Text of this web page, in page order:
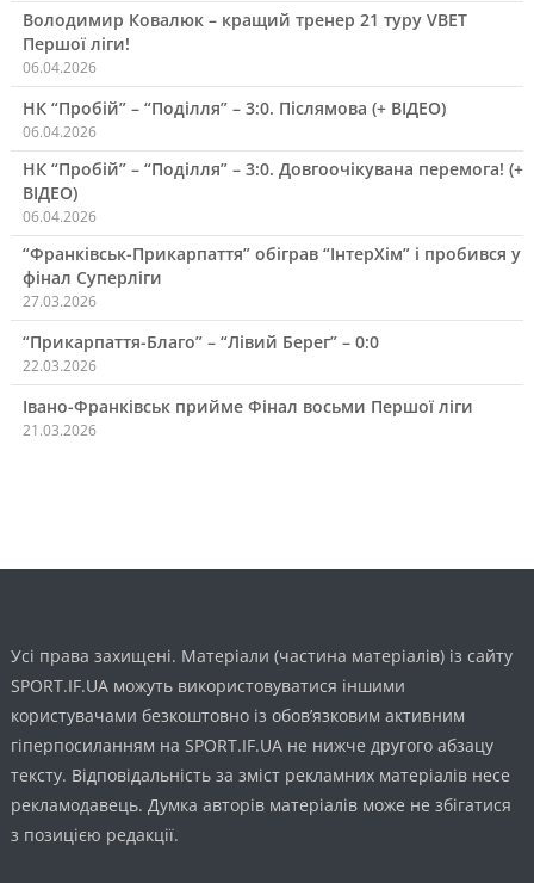
Володимир Ковалюк – кращий тренер 21 туру VBET
Першої ліги!
06.04.2026
НК “Пробій” – “Поділля” – 3:0. Післямова (+ ВІДЕО)
06.04.2026
НК “Пробій” – “Поділля” – 3:0. Довгоочікувана перемога! (+
ВІДЕО)
06.04.2026
“Франківськ-Прикарпаття” обіграв “ІнтерХім” і пробився у
фінал Суперліги
27.03.2026
“Прикарпаття-Благо” – “Лівий Берег” – 0:0
22.03.2026
Івано-Франківськ прийме Фінал восьми Першої ліги
21.03.2026
Усі права захищені. Матеріали (частина матеріалів) із сайту
SPORT.IF.UA можуть використовуватися іншими
користувачами безкоштовно із обов’язковим активним
гіперпосиланням на SPORT.IF.UA не нижче другого абзацу
тексту. Відповідальність за зміст рекламних матеріалів несе
рекламодавець. Думка авторів матеріалів може не збігатися
з позицією редакції.